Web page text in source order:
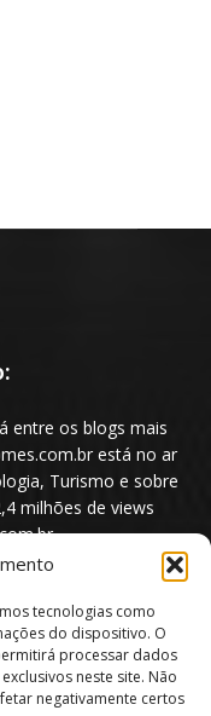
tecnologias como
do dispositivo. O
processar dados
neste site. Não
negativamente certos
entre os blogs mais
está no ar
Turismo e sobre
milhões de views